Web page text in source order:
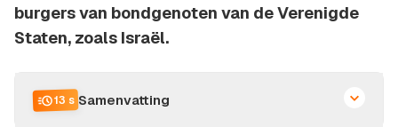
burgers van bondgenoten van de Verenigde
Staten, zoals Israël.
13 s Samenvatting